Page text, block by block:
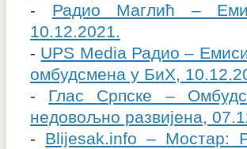
- Радио Маглић –
10.12.2021.
- UPS Media Радио –
омбудсмена у БиХ,
- Глас Српске –
недовољно развијена,
- Blijesak.info – Мостар: